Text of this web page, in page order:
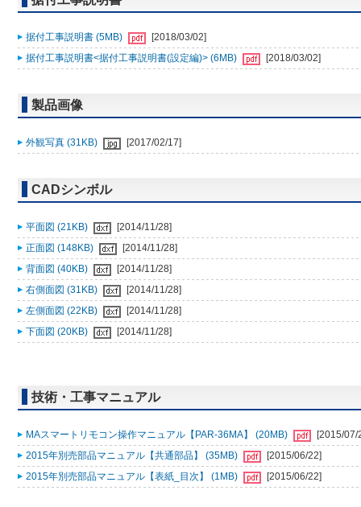
据付工事説明書 (5MB)
[2018/03/02]
据付工事説明書<据付工事説明書(設定編)> (6MB)
[2018/03/02]
製品画像
外観写真 (31KB) [2017/02/17]
CADシンボル
平面図 (21KB)
[2014/11/28]
正面図 (148KB)
[2014/11/28]
背面図 (40KB)
[2014/11/28]
右側面図 (31KB)
[2014/11/28]
左側面図 (22KB)
[2014/11/28]
下面図 (20KB)
[2014/11/28]
技術・工事マニュアル
MAスマートリモコン操作マニュアル【PAR-36MA】 (20MB)
[2015/07/
2015年別売部品マニュアル【共通部品】 (35MB)
[2015/06/22]
2015年別売部品マニュアル【表紙_目次】 (1MB)
[2015/06/22]